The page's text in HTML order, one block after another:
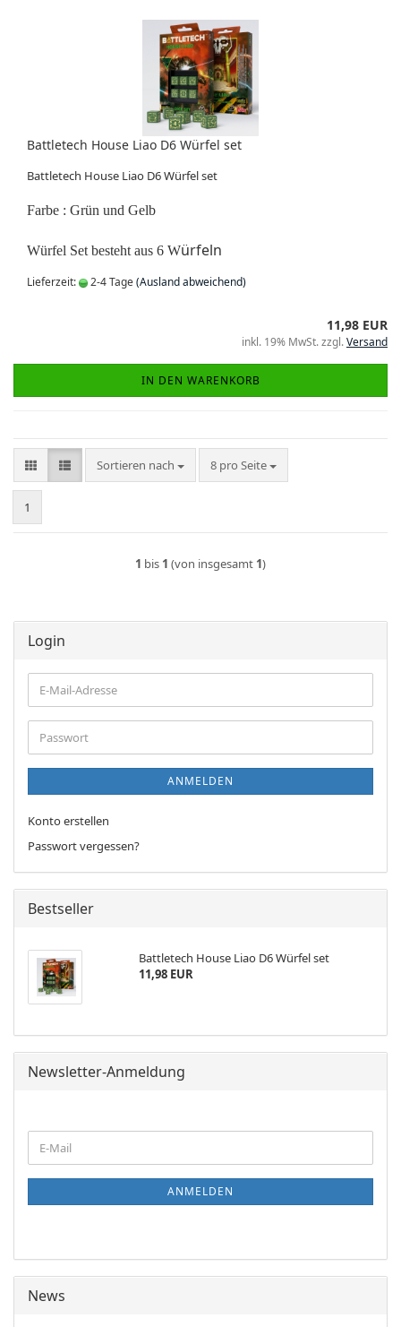
Battletech House Liao D6 Würfel set
Battletech House Liao D6 Würfel set
Farbe : Grün und Gelb
Würfel Set besteht aus 6 Würfeln
Lieferzeit: 2-4 Tage(Ausland abweichend)
11,98 EUR
inkl. 19% MwSt. zzgl.Versand
IN DEN WARENKORB
Sortieren nach
Sortieren nach 8 pro Seite
pro Seite
1
1 bis 1 (von insgesamt 1)
Login
E-
Mail-
Adresse
Passwort
ANMELDEN
Konto erstellen
Passwort vergessen?
Bestseller
Battletech House Liao D6 Würfel set
11,98 EUR
Newsletter-Anmeldung
ZUR
NEWSLETTER-
E-
Mail
ANMELDEN
News